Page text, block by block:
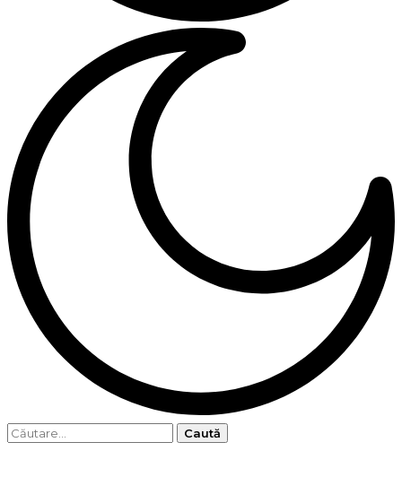
Caută